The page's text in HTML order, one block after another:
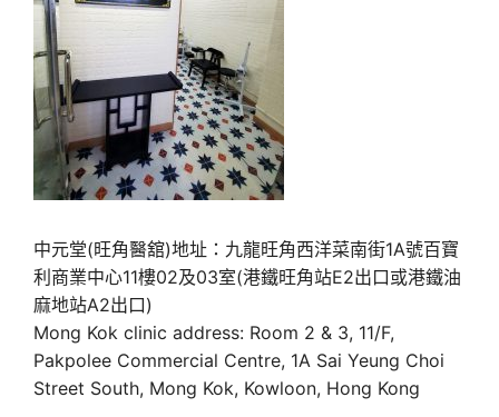
中元堂(旺角醫舘)地址：九龍旺角西洋菜南街1A號百寶
利商業中心11樓02及03室(港鐵旺角站E2出口或港鐵油
麻地站A2出口)
Mong Kok clinic address: Room 2 & 3, 11/F,
Pakpolee Commercial Centre, 1A Sai Yeung Choi
Street South, Mong Kok, Kowloon, Hong Kong